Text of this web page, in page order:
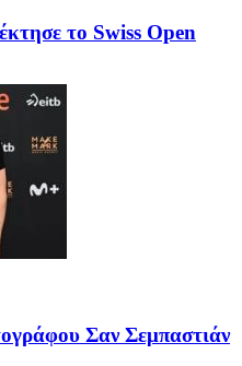
το Swiss Open
Σαν Σεμπαστιάν